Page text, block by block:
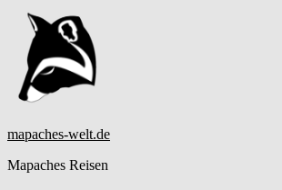
mapaches-welt.de
Mapaches Reisen